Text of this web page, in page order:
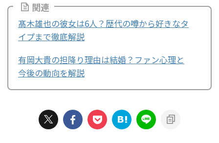
関連
髙木雄也の彼女は6人？歴代の噂から好きなタ
イプまで徹底解説
有岡大貴の担降り理由は結婚？ファン心理と
今後の動向を解説